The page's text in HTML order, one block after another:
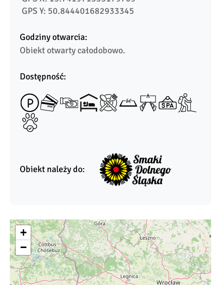
GPS Y: 50.844401682933345
Godziny otwarcia:
Obiekt otwarty całodobowo.
Dostępność:
Obiekt należy do:
+
−